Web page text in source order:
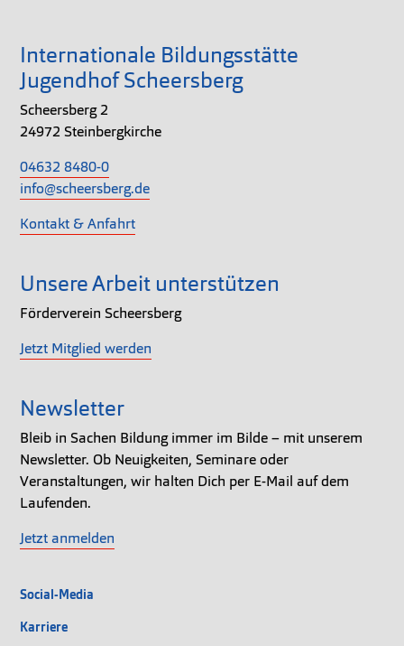
Internationale Bildungsstätte
Jugendhof Scheersberg
Scheersberg 2
24972 Steinbergkirche
04632 8480-0
info@scheersberg.de
Kontakt & Anfahrt
Unsere Arbeit unterstützen
Förderverein Scheersberg
Jetzt Mitglied werden
Newsletter
Bleib in Sachen Bildung immer im Bilde – mit unserem
Newsletter. Ob Neuigkeiten, Seminare oder
Veranstaltungen, wir halten Dich per E-Mail auf dem
Laufenden.
Jetzt anmelden
Social-Media
Karriere